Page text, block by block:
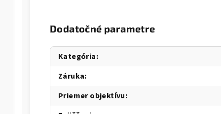
Dodatočné parametre
Kategória:
Záruka:
Priemer objektívu: